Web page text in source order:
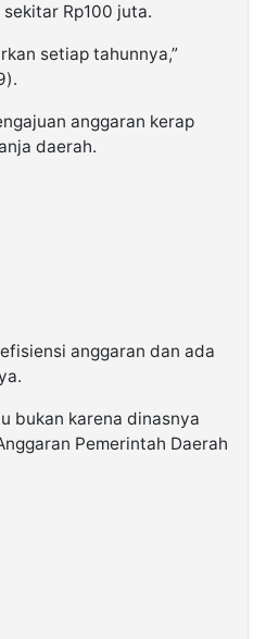
Rp100 juta.
setiap tahunnya,”
anggaran kerap
daerah.
anggaran dan ada
bukan karena dinasnya
Pemerintah Daerah